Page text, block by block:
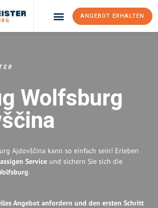
ANGEBOT ERHALTEN
Wolfsburg
Ajdovščina kann so einfach sein! Erleben
Service und sichern Sie sich die
.
Angebot anfordern und den ersten Schritt